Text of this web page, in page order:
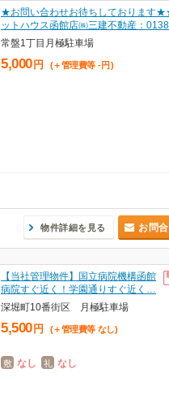
★お問い合わせお待ちしております
ットハウス函館店㈱三建不動産：
常盤1丁目月極駐車場
5,000 円 (＋管理費等 - 円 )
物件詳細を見る お問
【当社管理物件】国立病院機構函館
病院すぐ近く！学園通りすぐ近く…
深堀町10番街区 月極駐車場
5,500 円 (＋管理費等 なし)
敷 なし 礼 なし